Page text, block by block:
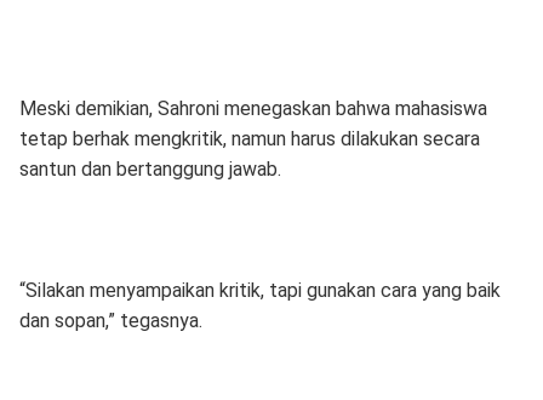
Meski demikian, Sahroni menegaskan bahwa mahasiswa
tetap berhak mengkritik, namun harus dilakukan secara
santun dan bertanggung jawab.
“Silakan menyampaikan kritik, tapi gunakan cara yang baik
dan sopan,” tegasnya.